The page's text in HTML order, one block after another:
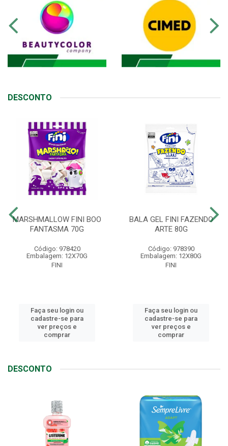
DESCONTO
MARSHMALLOW FINI BOO
FANTASMA 70G
Código: 978420
Embalagem: 12X70G
FINI
Faça seu login ou
cadastre-se para
ver preços e
comprar
BALA GEL FINI FAZENDO
ARTE 80G
Código: 978390
Embalagem: 12X80G
FINI
Faça seu login ou
cadastre-se para
ver preços e
comprar
DESCONTO